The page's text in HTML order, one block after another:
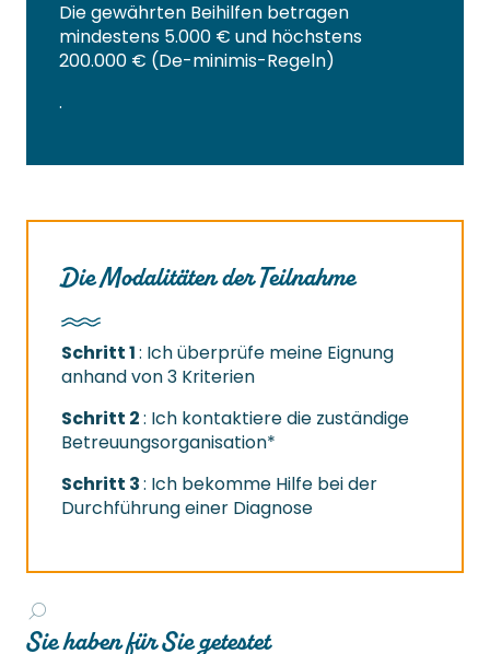
Die gewährten Beihilfen betragen
mindestens 5.000 € und höchstens
200.000 € (De-minimis-Regeln)
.
Die Modalitäten der Teilnahme
Schritt 1: Ich überprüfe meine Eignung
anhand von 3 Kriterien
Schritt 2: Ich kontaktiere die zuständige
Betreuungsorganisation*
Schritt 3: Ich bekomme Hilfe bei der
Durchführung einer Diagnose
Sie haben für Sie getestet